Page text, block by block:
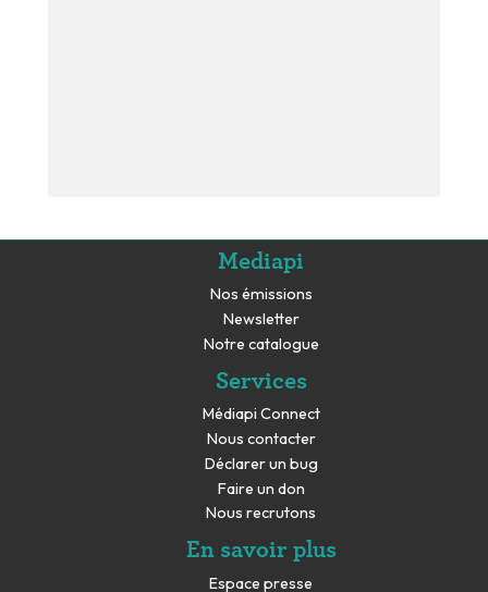
Mediapi
Nos émissions
Newsletter
Notre catalogue
Services
Médiapi Connect
Nous contacter
Déclarer un bug
Faire un don
Nous recrutons
En savoir plus
Espace presse